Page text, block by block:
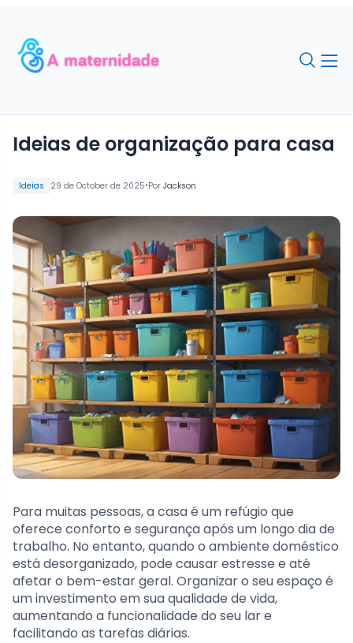
Ideias 29 de October de 2025•Por Jackson
Ideias de organização para casa
Para muitas pessoas, a casa é um refúgio que
oferece conforto e segurança após um longo dia de
trabalho. No entanto, quando o ambiente doméstico
está desorganizado, pode causar estresse e até
afetar o bem-estar geral. Organizar o seu espaço é
um investimento em sua qualidade de vida,
aumentando a funcionalidade do seu lar e
facilitando as tarefas diárias.